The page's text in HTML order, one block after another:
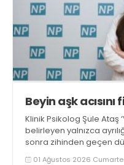
Beyin aşk acısını
Klinik Psikolog Şule Ataş
belirleyen yalnızca
sonra zihinden geçen
ölçüde etkiler’ dedi
01 Ağustos 2026